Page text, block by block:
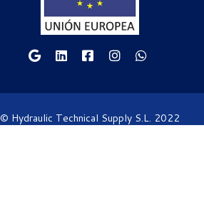
© Hydraulic Technical Supply S.L. 2022